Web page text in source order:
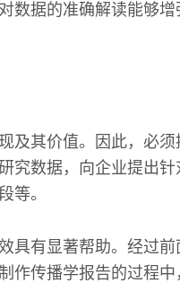
数据的准确解读能够增
及其价值。因此，必须
究数据，向企业提出针
等。
具有显著帮助。经过前
作传播学报告的过程中